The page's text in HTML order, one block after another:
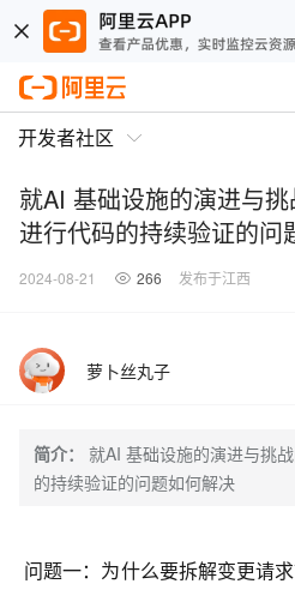
开发者社区
就AI 基础设施的演进与
进行代码的持续验证的问
2024-08-21 266 发布于江西
萝卜丝丸子
简介：
就AI 基础设施的演进与挑
的持续验证的问题如何解决
问题一： 为什么要拆解变更请求